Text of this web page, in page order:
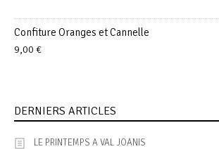
Confiture Oranges et Cannelle
9,00 €
DERNIERS ARTICLES
LE PRINTEMPS A VAL JOANIS